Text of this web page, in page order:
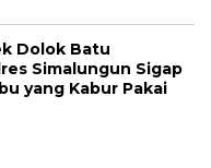
Dolok Batu
Simalungun Sigap
yang Kabur Pakai